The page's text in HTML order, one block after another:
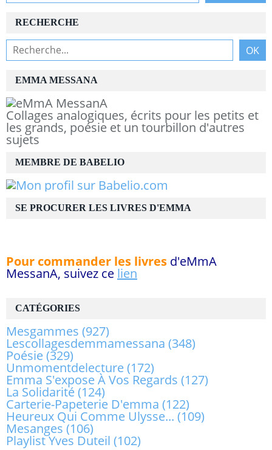
RECHERCHE
EMMA MESSANA
Collages analogiques, écrits pour les petits et
les grands, poésie et un tourbillon d'autres
sujets
CATÉGORIES
Mesgammes (927)
Lescollagesdemmamessana (348)
Poésie(329)
Unmomentdelecture(172)
Emma S'expose À Vos Regards (127)
La Solidarité(124)
Carterie-Papeterie D'emma (122)
Heureux Qui Comme Ulysse... (109)
Mesanges (106)
Playlist Yves Duteil (102)
MEMBRE DE BABELIO
SE PROCURER LES LIVRES D'EMMA
Pour commander les livres d'eMmA
MessanA, suivez ce lien